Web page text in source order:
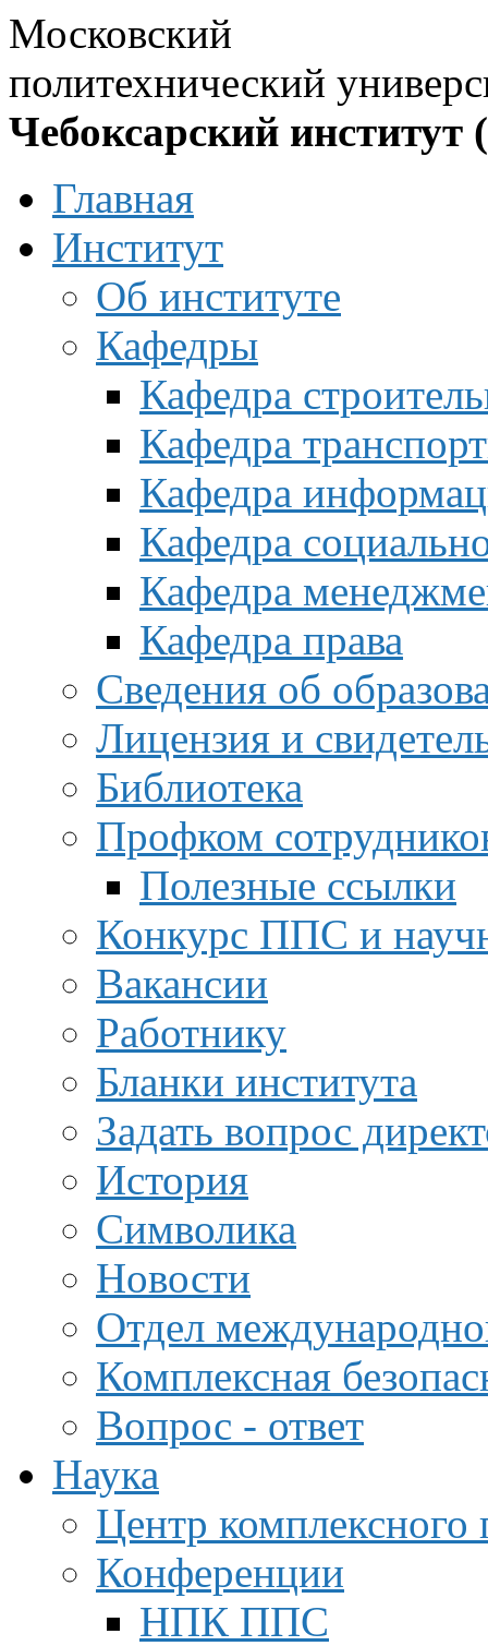
Московский
политехнический
Чебоксарский институт
Главная
Институт
Об институте
Кафедры
Кафедра
Кафедра
Кафедра
Кафедра
Кафедра
Кафедра права
Сведения об
Лицензия и
Библиотека
Профком
Полезные ссылки
Конкурс ППС и
Вакансии
Работнику
Бланки института
Задать вопрос
История
Символика
Новости
Отдел
Комплексная
Вопрос - ответ
Наука
Центр
Конференции
НПК ППС